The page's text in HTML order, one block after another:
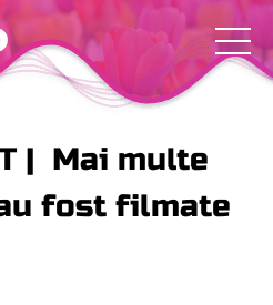
| Mai multe
fost filmate